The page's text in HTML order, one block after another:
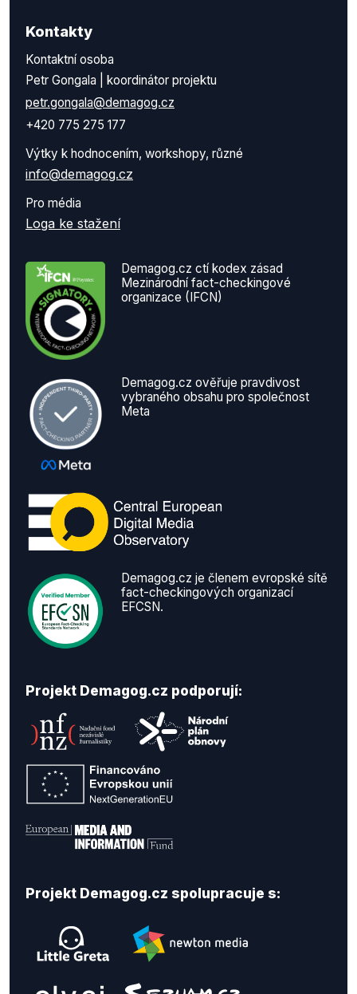
Kontakty
Kontaktní osoba
Petr Gongala | koordinátor projektu
petr.gongala@demagog.cz
+420 775 275 177
Výtky k hodnocením, workshopy, různé
info@demagog.cz
Pro média
Loga ke stažení
Demagog.cz ctí kodex zásad
Mezinárodní fact-checkingové
organizace (IFCN)
Demagog.cz ověřuje pravdivost
vybraného obsahu pro společnost
Meta
Demagog.cz je členem evropské sítě
fact-checkingových organizací
EFCSN.
Projekt Demagog.cz podporují:
Projekt Demagog.cz spolupracuje s: